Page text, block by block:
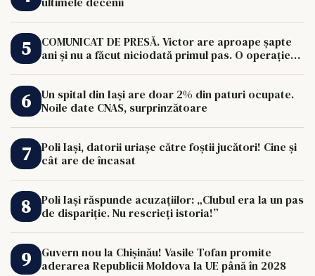
COMUNICAT DE PRESĂ. Victor are aproape șapte
ani și nu a făcut niciodată primul pas. O operație
Un spital din Iași are doar 2% din paturi ocupate.
Noile date CNAS, surprinzătoare
Poli Iași, datorii uriașe către foștii jucători! Cine și
cât are de încasat
Poli Iași răspunde acuzațiilor: „Clubul era la un pas
de dispariție. Nu rescrieți istoria!”
Guvern nou la Chișinău! Vasile Tofan promite
aderarea Republicii Moldova la UE până în 2028